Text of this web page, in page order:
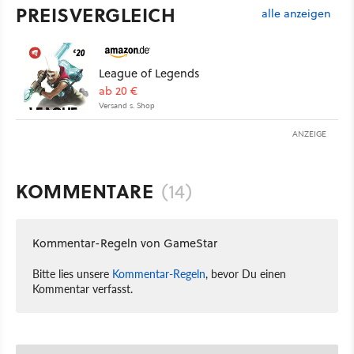
PREISVERGLEICH alle anzeigen
League of Legends
ab 20 €
Versand s. Shop
ANZEIGE
KOMMENTARE (14)
Kommentar-Regeln von GameStar
Bitte lies unsere Kommentar-Regeln, bevor Du einen
Kommentar verfasst.